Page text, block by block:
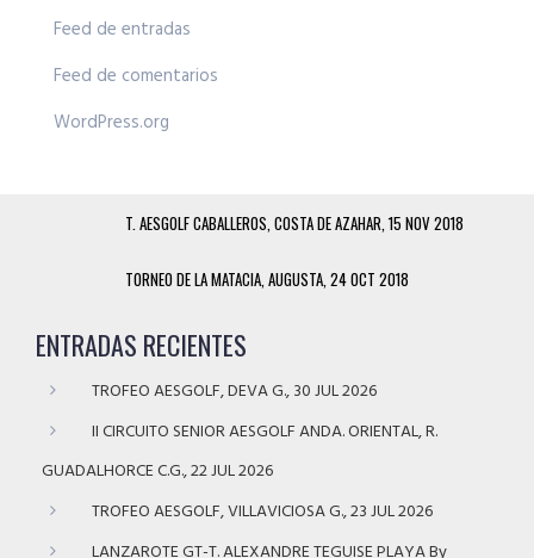
Feed de entradas
Feed de comentarios
WordPress.org
T. AESGOLF CABALLEROS, COSTA DE AZAHAR, 15 NOV 2018
TORNEO DE LA MATACIA, AUGUSTA, 24 OCT 2018
ENTRADAS RECIENTES
TROFEO AESGOLF, DEVA G., 30 JUL 2026
II CIRCUITO SENIOR AESGOLF ANDA. ORIENTAL, R.
GUADALHORCE C.G., 22 JUL 2026
TROFEO AESGOLF, VILLAVICIOSA G., 23 JUL 2026